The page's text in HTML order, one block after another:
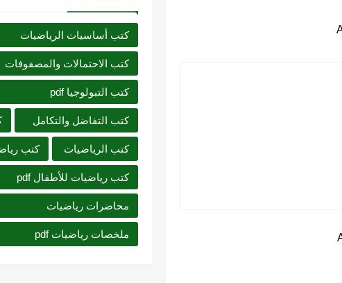
كتب أساسيات الرياضيات
كتب الاحتمالات والمصفوفات
كتب التبولوجيا pdf
كتب التفاضل والتكامل
كتب الرياضيات كتب
كتب رياضيات للأطفال pdf
محاضرات رياضيات
ملخصات رياضيات pdf